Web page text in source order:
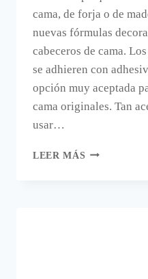
cama, de forja o de
nuevas fórmulas
cabeceros de cama.
se adhieren con
opción muy aceptada
cama originales. Tan
usar…
LEER MÁS CABECEROS